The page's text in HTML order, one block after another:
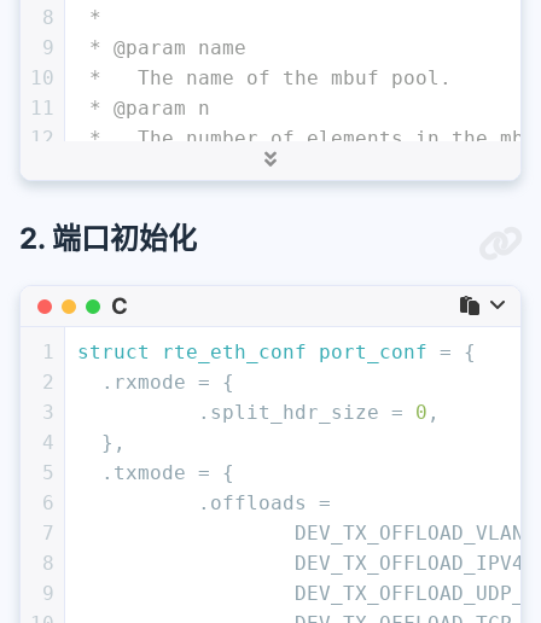
8
9
10
11
12
15
18
19
20
21
22
23
24
25
26
27
*
* @param name
*   The name of the mbuf pool.
* @param n
*   The number of elements in the
*   of memory usage) for a mempool
* @param cache_size
*   Size of the per-core object cache.
* @param priv_size
*   Size of application private are
*   and the data buffer. This value must
* @param data_room_size
*   Size of data buffer in each mbuf,
* @param socket_id
*   The socket identifier where the
*   value can be *SOCKET_ID_ANY*
*   reserved zone.
2. 端口初始化
C
1
2
3
4
5
6
7
8
9
struct rte_eth_conf port_conf = {
  .rxmode = {
	  .split_hdr_size =
0 ,
  },
  .txmode = {
	  .offloads =